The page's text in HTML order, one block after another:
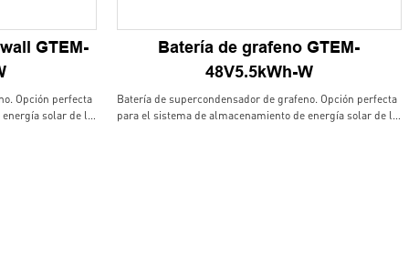
GTEM-
Opción perfecta
solar de la
Batería de grafeno GTEM-
48V5.5kWh-W
Batería de supercondensador de grafeno. Opción perfecta
para el sistema de almacenamiento de energía solar de la